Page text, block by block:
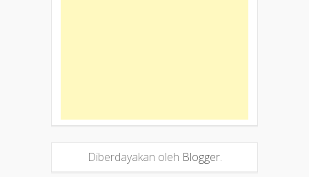
Diberdayakan oleh Blogger.